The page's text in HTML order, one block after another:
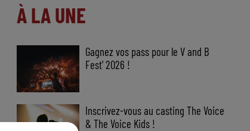
À LA UNE
Gagnez vos pass pour le V and B
Fest' 2026 !
Inscrivez-vous au casting The Voice
& The Voice Kids !